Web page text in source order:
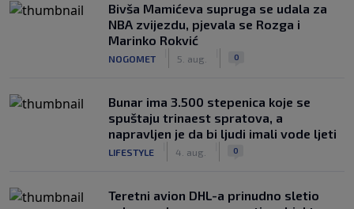
Bivša Mamićeva supruga se udala za
NBA zvijezdu, pjevala se Rozga i
Marinko Rokvić
NOGOMET 5. aug. 0
Bunar imа 3.500 stepenica koje se
spuštaju trinaest spratova, a
napravljen je da bi ljudi imali vode ljeti
LIFESTYLE 4. aug. 0
Teretni avion DHL-a prinudno sletio